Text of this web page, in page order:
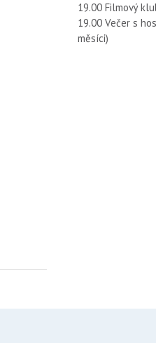
19.00 Filmový
19.00 Večer s
měsíci)